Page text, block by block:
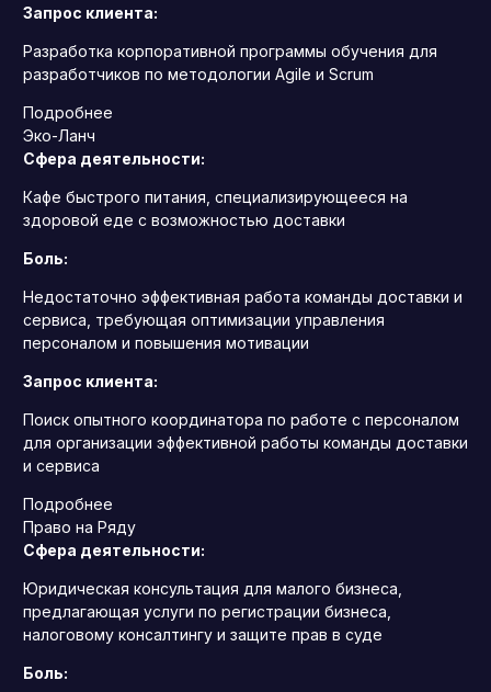
Запрос клиента:
Разработка корпоративной программы обучения для
разработчиков по методологии Agile и Scrum
Подробнее
Эко-Ланч
Сфера деятельности:
Кафе быстрого питания, специализирующееся на
здоровой еде с возможностью доставки
Боль:
Недостаточно эффективная работа команды доставки и
сервиса, требующая оптимизации управления
персоналом и повышения мотивации
Запрос клиента:
Поиск опытного координатора по работе с персоналом
для организации эффективной работы команды доставки
и сервиса
Подробнее
Право на Ряду
Сфера деятельности:
Юридическая консультация для малого бизнеса,
предлагающая услуги по регистрации бизнеса,
налоговому консалтингу и защите прав в суде
Боль: